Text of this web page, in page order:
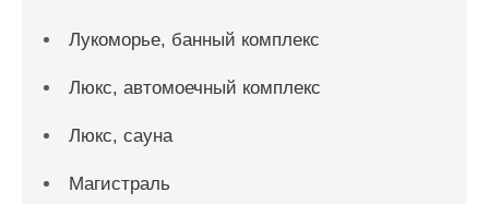
Лукоморье, банный комплекс
Люкс, автомоечный комплекс
Люкс, сауна
Магистраль